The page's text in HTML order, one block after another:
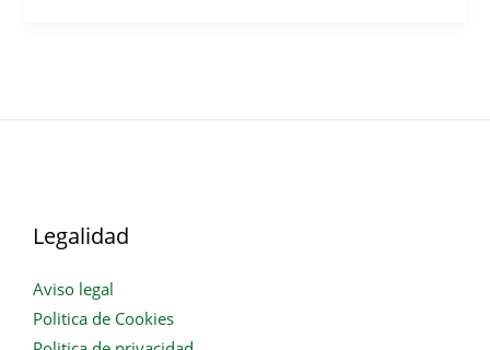
Legalidad
Aviso legal
Politica de Cookies